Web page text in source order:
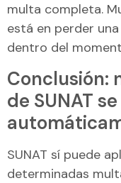
multa completa.
está en perder
dentro del
Conclusión:
de SUNAT
SUNAT sí puede
determinadas